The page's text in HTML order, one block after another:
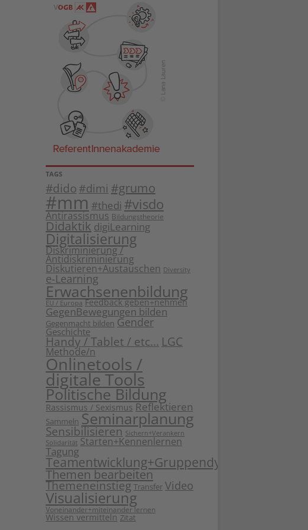
TAGS
#dido #dimi #grumo
#mm #thedi #visdo
Antirassismus Bildungstheorie
Didaktik digiLearning
Digitalisierung
Diskriminierung /
Antidiskriminierung
Diskutieren+Austauschen Diversity
e-Learning
Erwachsenenbildung
EU / Europa Feedback geben+nehmen
GegenBewegungen bilden
Gegenmacht bilden Gender
Geschichte
Handy / Tablet / etc... LGC
Methode/n
Onlinetools /
digitale Tools
Politische Bildung
Rassismus / Sexismus Reflektieren
Sammeln Seminarplanung
Sensibilisieren Sichern+Verankern
Solidarität Starten+Kennenlernen
Tagung
Teamentwicklung+Gruppendynamik
Themen bearbeiten
Themeneinstieg Transfer Video
Visualisierung
Voneinander+miteinander lernen
Wissen vermitteln Zitat